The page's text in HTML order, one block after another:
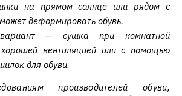
на прямом солнце или рядом с
деформировать обувь.
— сушка при комнатной
вентиляцией или с помощью
для обуви.
производителей обуви,